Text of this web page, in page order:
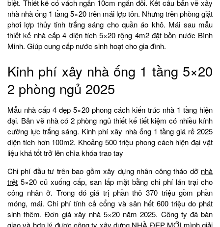
biệt. Thiết kế có vách ngăn 10cm ngăn đôi. Kết cấu bản vẽ xây
nhà nhà ống 1 tầng 5×20 trên mái lợp tôn. Nhưng trên phòng giặt
phơi lợp thủy tinh trắng sáng cho quần áo khô. Mái sau mẫu
thiết kế nhà cấp 4 diện tích 5×20 rộng 4m2 đặt bồn nước Bình
Minh. Giúp cung cấp nước sinh hoạt cho gia đình.
Kinh phí xây nhà ống 1 tầng 5×20
2 phòng ngủ 2025
Mẫu nhà cấp 4 đẹp 5×20 phong cách kiến trúc nhà 1 tầng hiện
đại. Bản vẽ nhà có 2 phòng ngủ thiết kế tiết kiệm có nhiều kính
cường lực trắng sáng. Kinh phí xây nhà ống 1 tầng giá rẻ 2025
diện tích hơn 100m2. Khoảng 500 triệu phong cách hiện đại vật
liệu khá tốt trở lên chìa khóa trao tay
Chi phí đầu tư trên bao gồm xây dựng nhân công tháo dỡ nhà
trệt 5×20 cũ xuống cấp, san lấp mặt bằng chi phí lán trại cho
công nhân ở. Trong đó giá trị phần thô 370 triệu gồm phần
móng, mái. Chi phí tính cả cổng và sân hết 600 triệu do phát
sinh thêm. Đơn giá xây nhà 5×20 năm 2025. Công ty đã bàn
giao và hợp lý được công ty xây dựng NHÀ ĐẸP MỚI mình giải